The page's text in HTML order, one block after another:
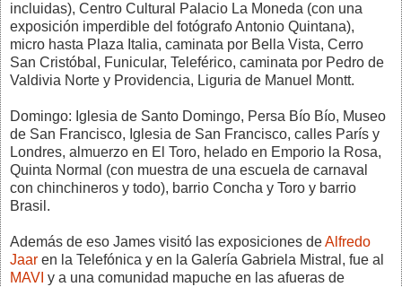
incluidas), Centro Cultural Palacio La Moneda (con una
exposición imperdible del fotógrafo Antonio Quintana),
micro hasta Plaza Italia, caminata por Bella Vista, Cerro
San Cristóbal, Funicular, Teleférico, caminata por Pedro de
Valdivia Norte y Providencia, Liguria de Manuel Montt.
Domingo: Iglesia de Santo Domingo, Persa Bío Bío, Museo
de San Francisco, Iglesia de San Francisco, calles París y
Londres, almuerzo en El Toro, helado en Emporio la Rosa,
Quinta Normal (con muestra de una escuela de carnaval
con chinchineros y todo), barrio Concha y Toro y barrio
Brasil.
Además de eso James visitó las exposiciones deAlfredo
Jaar en la Telefónica y en la Galería Gabriela Mistral, fue al
MAVI y a una comunidad mapuche en las afueras de